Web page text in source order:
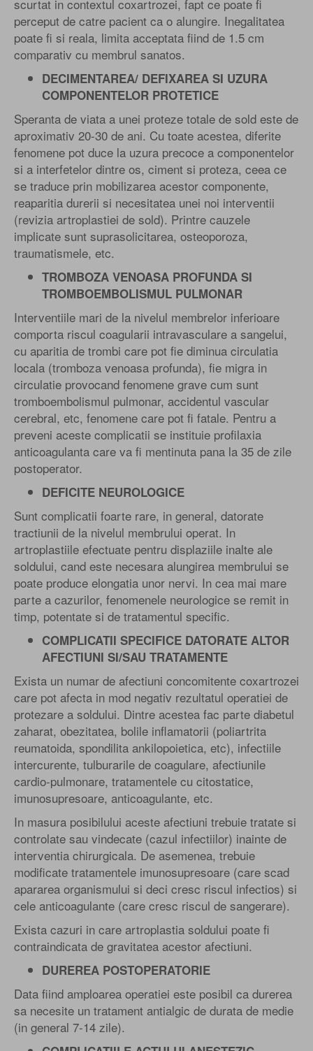
scurtat in contextul coxartrozei, fapt ce poate fi
perceput de catre pacient ca o alungire. Inegalitatea
poate fi si reala, limita acceptata fiind de 1.5 cm
comparativ cu membrul sanatos.
DECIMENTAREA/ DEFIXAREA SI UZURA
COMPONENTELOR PROTETICE
Speranta de viata a unei proteze totale de sold este de
aproximativ 20-30 de ani. Cu toate acestea, diferite
fenomene pot duce la uzura precoce a componentelor
si a interfetelor dintre os, ciment si proteza, ceea ce
se traduce prin mobilizarea acestor componente,
reaparitia durerii si necesitatea unei noi interventii
(revizia artroplastiei de sold). Printre cauzele
implicate sunt suprasolicitarea, osteoporoza,
traumatismele, etc.
TROMBOZA VENOASA PROFUNDA SI
TROMBOEMBOLISMUL PULMONAR
Interventiile mari de la nivelul membrelor inferioare
comporta riscul coagularii intravasculare a sangelui,
cu aparitia de trombi care pot fie diminua circulatia
locala (tromboza venoasa profunda), fie migra in
circulatie provocand fenomene grave cum sunt
tromboembolismul pulmonar, accidentul vascular
cerebral, etc, fenomene care pot fi fatale. Pentru a
preveni aceste complicatii se instituie profilaxia
anticoagulanta care va fi mentinuta pana la 35 de zile
postoperator.
DEFICITE NEUROLOGICE
Sunt complicatii foarte rare, in general, datorate
tractiunii de la nivelul membrului operat. In
artroplastiile efectuate pentru displaziile inalte ale
soldului, cand este necesara alungirea membrului se
poate produce elongatia unor nervi. In cea mai mare
parte a cazurilor, fenomenele neurologice se remit in
timp, potentate si de tratamentul specific.
COMPLICATII SPECIFICE DATORATE ALTOR
AFECTIUNI SI/SAU TRATAMENTE
Exista un numar de afectiuni concomitente coxartrozei
care pot afecta in mod negativ rezultatul operatiei de
protezare a soldului. Dintre acestea fac parte diabetul
zaharat, obezitatea, bolile inflamatorii (poliartrita
reumatoida, spondilita ankilopoietica, etc), infectiile
intercurente, tulburarile de coagulare, afectiunile
cardio-pulmonare, tratamentele cu citostatice,
imunosupresoare, anticoagulante, etc.
In masura posibilului aceste afectiuni trebuie tratate si
controlate sau vindecate (cazul infectiilor) inainte de
interventia chirurgicala. De asemenea, trebuie
modificate tratamentele imunosupresoare (care scad
apararea organismului si deci cresc riscul infectios) si
cele anticoagulante (care cresc riscul de sangerare).
Exista cazuri in care artroplastia soldului poate fi
contraindicata de gravitatea acestor afectiuni.
DUREREA POSTOPERATORIE
Data fiind amploarea operatiei este posibil ca durerea
sa necesite un tratament antialgic de durata de medie
(in general 7-14 zile).